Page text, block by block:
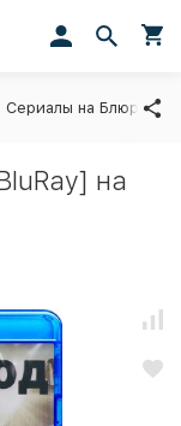
Сериалы на Блюрей
на